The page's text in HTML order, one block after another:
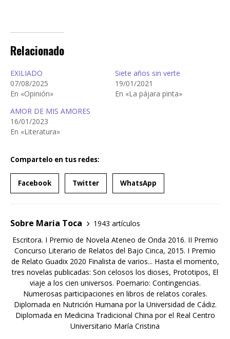
Relacionado
EXILIADO
07/08/2025
En «Opinión»
Siete años sin verte
19/01/2021
En «La pájara pinta»
AMOR DE MIS AMORES
16/01/2023
En «Literatura»
Compartelo en tus redes:
Facebook Twitter WhatsApp
Sobre Maria Toca
1943 artículos
Escritora. I Premio de Novela Ateneo de Onda 2016. II Premio
Concurso Literario de Relatos del Bajo Cinca, 2015. I Premio
de Relato Guadix 2020 Finalista de varios... Hasta el momento,
tres novelas publicadas: Son celosos los dioses, Prototipos, El
viaje a los cien universos. Poemario: Contingencias.
Numerosas participaciones en libros de relatos corales.
Diplomada en Nutrición Humana por la Universidad de Cádiz.
Diplomada en Medicina Tradicional China por el Real Centro
Universitario María Cristina